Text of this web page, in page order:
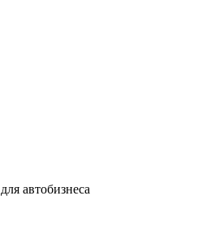
автобизнеса